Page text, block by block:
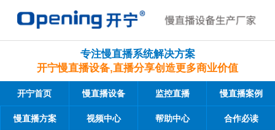
专注慢直播系统解决方案
开宁慢直播设备,直播分享创造更多商业价值
开宁首页 慢直播设备 监控直播 慢直播案例
慢直播方案 视频中心 帮助中心 合作必读